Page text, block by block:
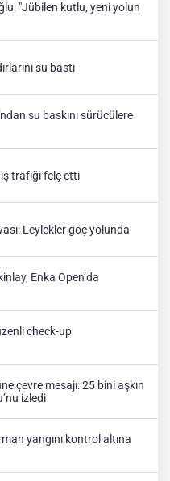
"Jübilen kutlu, yeni yolun
su bastı
su baskını sürücülere
trafiği felç etti
Leylekler göç yolunda
Enka Open’da
check-up
çevre mesajı: 25 bini aşkın
izledi
yangını kontrol altına